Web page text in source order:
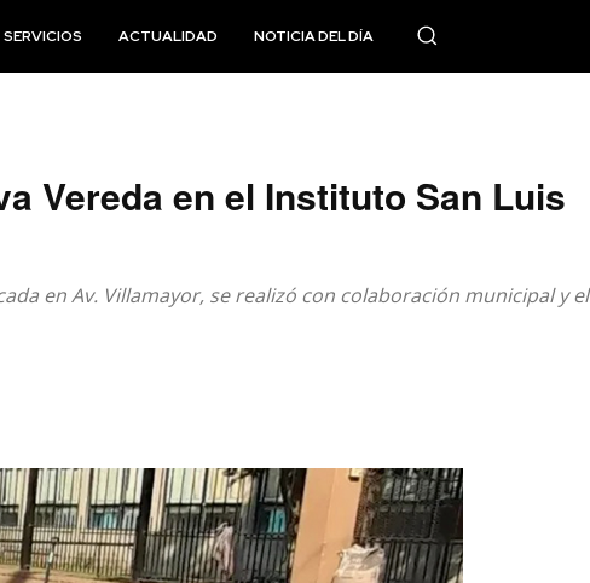
SERVICIOS ACTUALIDAD NOTICIA DEL DÍA
Vereda en el Instituto San Luis
en Av. Villamayor, se realizó con colaboración municipal y el